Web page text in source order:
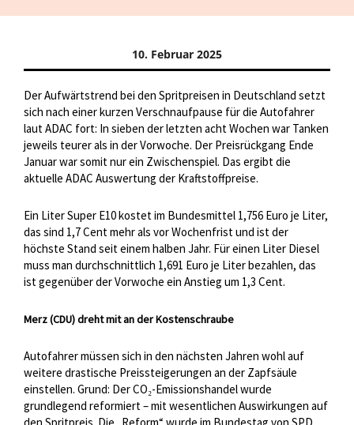
10. Februar 2025
Der Aufwärtstrend bei den Spritpreisen in Deutschland setzt
sich nach einer kurzen Verschnaufpause für die Autofahrer
laut ADAC fort: In sieben der letzten acht Wochen war Tanken
jeweils teurer als in der Vorwoche. Der Preisrückgang Ende
Januar war somit nur ein Zwischenspiel. Das ergibt die
aktuelle ADAC Auswertung der Kraftstoffpreise.
Ein Liter Super E10 kostet im Bundesmittel 1,756 Euro je Liter,
das sind 1,7 Cent mehr als vor Wochenfrist und ist der
höchste Stand seit einem halben Jahr. Für einen Liter Diesel
muss man durchschnittlich 1,691 Euro je Liter bezahlen, das
ist gegenüber der Vorwoche ein Anstieg um 1,3 Cent.
Merz (CDU) dreht mit an der Kostenschraube
Autofahrer müssen sich in den nächsten Jahren wohl auf
weitere drastische Preissteigerungen an der Zapfsäule
einstellen. Grund: Der CO₂-Emissionshandel wurde
grundlegend reformiert – mit wesentlichen Auswirkungen auf